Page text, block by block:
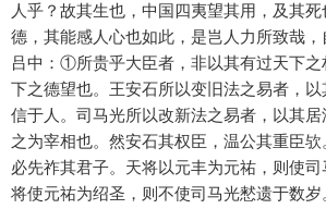
人乎？故其生也，中国四夷望其用，及其
德，其能感人心也如此，是岂人力所致哉，
吕中：①所贵乎大臣者，非以其有过天下之
下之德望也。王安石所以变旧法之易者，
信于人。司马光所以改新法之易者，以其
之为宰相也。然安石其权臣，温公其重臣
必先祚其君子。天将以元丰为元祐，则使
将使元祐为绍圣，则不使司马光慭遗于数